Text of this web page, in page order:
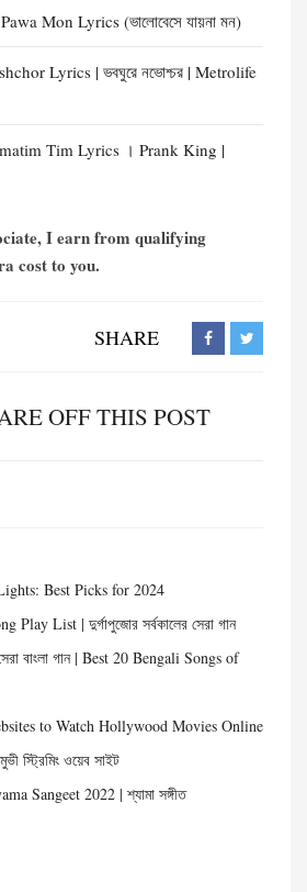
Mon Lyrics (ভালোবেসে যায়না মন)
Lyrics | ভবঘুরে নভোশ্চর | Metrolife
Tim Lyrics । Prank King |
I earn from qualifying
cost to you.
SHARE
OFF THIS POST
Best Picks for 2024
Play List | দুর্গাপুজোর সর্বকালের সেরা গান
বাংলা গান | Best 20 Bengali Songs of
to Watch Hollywood Movies Online
স্ট্রিমিং ওয়েব সাইট
Sangeet 2022 | শ্যামা সঙ্গীত